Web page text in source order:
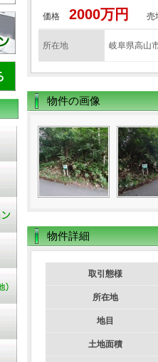
価格 2000万円 売
所在地 岐阜県高山
物件の画像
物件詳細
取引態様
所在地
地目
土地面積